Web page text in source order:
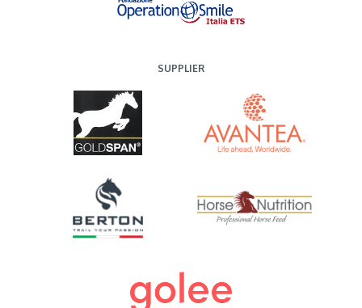
SUPPLIER